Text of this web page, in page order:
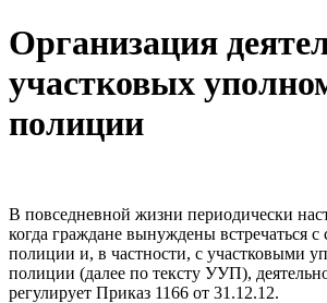
Организация
участковых
полиции
В повседневной жизни периодически
когда граждане вынуждены встречаться с
полиции и, в частности, с участковыми
полиции (далее по тексту УУП),
регулирует Приказ 1166 от 31.12.12.